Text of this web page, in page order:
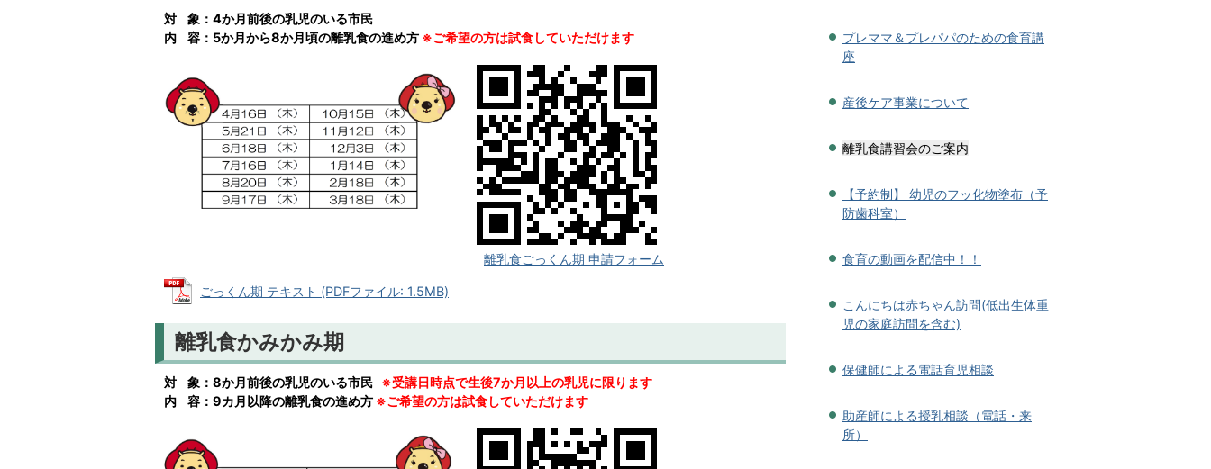
対 象：4か月前後の乳児のいる市民
内 容：5か月から8か月頃の離乳食の進め方 ※ご希望の方は試食していただけます
離乳食ごっくん期 申請フォーム
ごっくん期 テキスト (PDFファイル: 1.5MB)
離乳食かみかみ期
対 象：8か月前後の乳児のいる市民 ※受講日時点で生後7か月以上の乳児に限ります
内 容：9カ月以降の離乳食の進め方 ※ご希望の方は試食していただけます
プレママ＆プレパパのための食育講
座
産後ケア事業について
離乳食講習会のご案内
【予約制】 幼児のフッ化物塗布（予
防歯科室）
食育の動画を配信中！！
こんにちは赤ちゃん訪問(低出生体重
児の家庭訪問を含む)
保健師による電話育児相談
助産師による授乳相談（電話・来
所）